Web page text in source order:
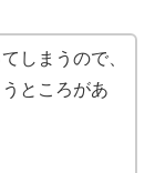
しまうので、
ところがあ